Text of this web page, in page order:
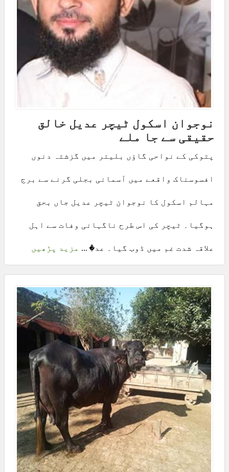
نوجوان اسکول ٹیچر عدیل خالق
حقیقی سے جا ملے
پتوکی کے نواحی گاؤں بلیئر میں گزشتہ دنوں
افسوسناک واقعے میں آسمانی بجلی گرنے سے برج
مہالم اسکول کا نوجوان ٹیچر عدیل جاں بحق
ہوگیا۔ ٹیچر کی اس طرح ناگہانی وفات سے اہل
علاقہ شدت غم میں ڈوب گیا۔ عد� ... مزید پڑھیں